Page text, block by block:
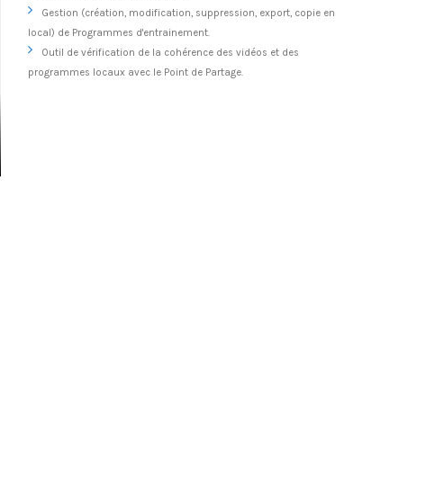
Gestion (création, modification, suppression, export, copie en
local) de Programmes d'entrainement.
Outil de vérification de la cohérence des vidéos et des
programmes locaux avec le Point de Partage.